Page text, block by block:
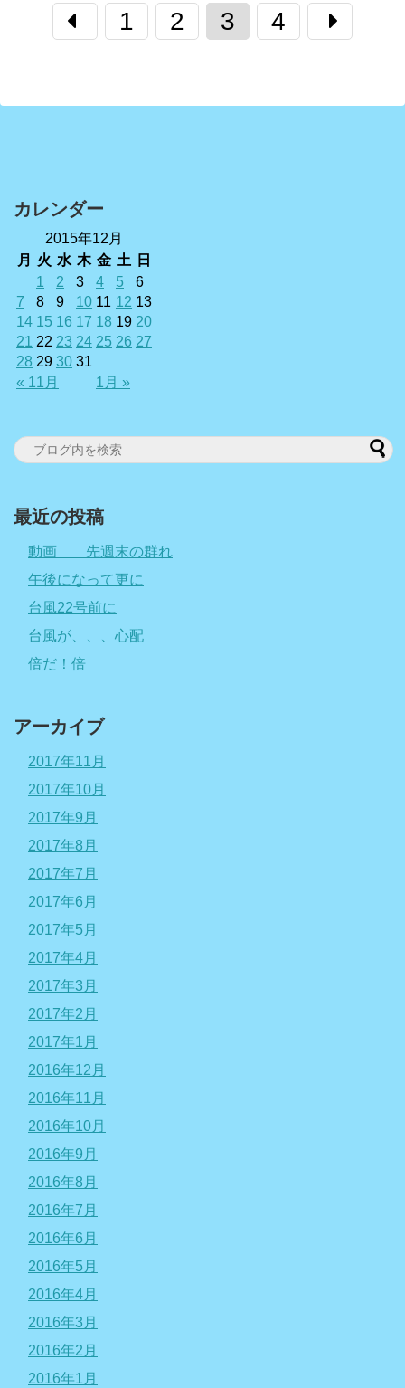
1 2 3 4
カレンダー
2015年12月
月
火 水 木 金 土 日
« 11月 1月 »
1 2 3 4 5
6
7
8 9 10 11 12 13
14 15 16 17 18 19 20
21 22 23 24 25 26 27
28 29 30 31
最近の投稿
動画 先週末の群れ
午後になって更に
台風22号前に
台風が、、、心配
倍だ！倍
アーカイブ
2017年11月
2017年10月
2017年9月
2017年8月
2017年7月
2017年6月
2017年5月
2017年4月
2017年3月
2017年2月
2017年1月
2016年12月
2016年11月
2016年10月
2016年9月
2016年8月
2016年7月
2016年6月
2016年5月
2016年4月
2016年3月
2016年2月
2016年1月